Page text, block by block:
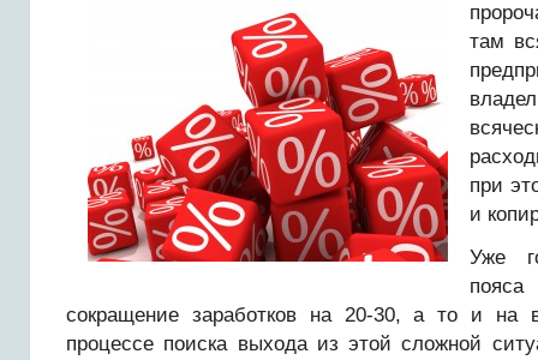
там
при
и
Уже
сокращение заработков на 20-30, а то и
процессе поиска выхода из этой сложной